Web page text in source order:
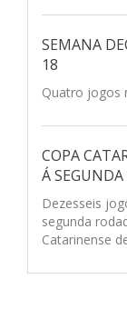
SEMANA
18
Quatro jogos
COPA
Á SEGUNDA
Dezesseis
segunda
Catarinense